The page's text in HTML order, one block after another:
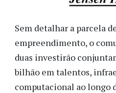
Sem detalhar a parcela
empreendimento, o
duas investirão
bilhão em talentos,
computacional ao longo